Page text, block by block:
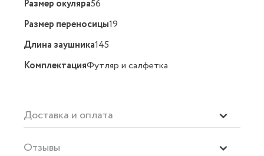
Размер окуляра56
Размер переносицы19
Длина заушника145
КомплектацияФутляр и салфетка
Доставка и оплата
Отзывы